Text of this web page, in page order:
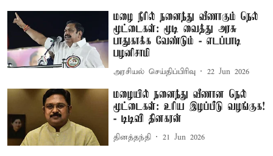
மழை நீரில் நனைந்து வீணாகும் நெல்
மூட்டைகள்: மூடி வைத்து அரசு
பாதுகாக்க வேண்டும் - எடப்பாடி
பழனிசாமி
அரசியல் செய்திப்பிரிவு 22 Jun 2026
மழையில் நனைந்து வீணான நெல்
மூட்டைகள்: உரிய இழப்பீடு வழங்குக!
- டிடிவி தினகரன்
தினத்தந்தி 21 Jun 2026